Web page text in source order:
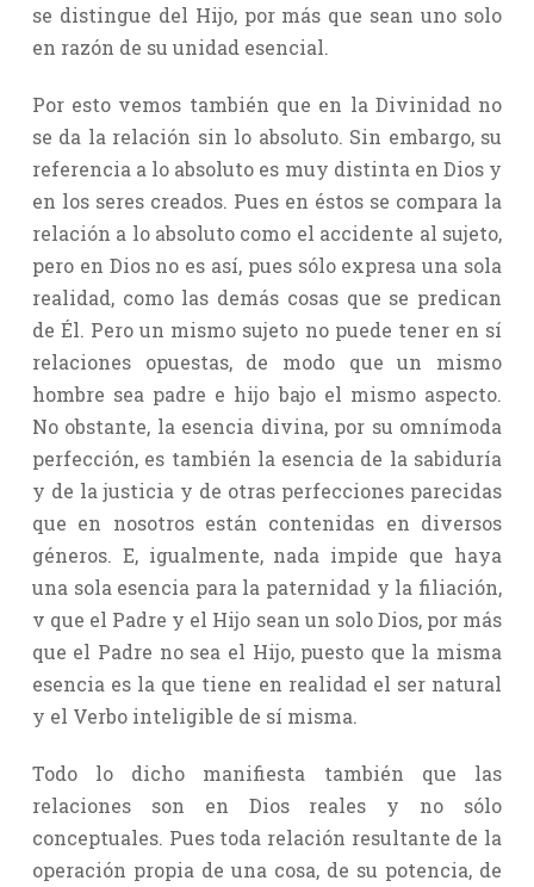
se distingue del Hijo, por más que sean uno solo
en razón de su unidad esencial.
Por esto vemos también que en la Divinidad no
se da la relación sin lo absoluto. Sin embargo, su
referencia a lo absoluto es muy distinta en Dios y
en los seres creados. Pues en éstos se compara la
relación a lo absoluto como el accidente al sujeto,
pero en Dios no es así, pues sólo expresa una sola
realidad, como las demás cosas que se predican
de Él. Pero un mismo sujeto no puede tener en sí
relaciones opuestas, de modo que un mismo
hombre sea padre e hijo bajo el mismo aspecto.
No obstante, la esencia divina, por su omnímoda
perfección, es también la esencia de la sabiduría
y de la justicia y de otras perfecciones parecidas
que en nosotros están contenidas en diversos
géneros. E, igualmente, nada impide que haya
una sola esencia para la paternidad y la filiación,
v que el Padre y el Hijo sean un solo Dios, por más
que el Padre no sea el Hijo, puesto que la misma
esencia es la que tiene en realidad el ser natural
y el Verbo inteligible de sí misma.
Todo lo dicho manifiesta también que las
relaciones son en Dios reales y no sólo
conceptuales. Pues toda relación resultante de la
operación propia de una cosa, de su potencia, de